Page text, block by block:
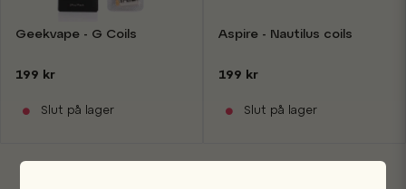
Geekvape - G Coils
199 kr
Slut på lager
Aspire - Nautilus coils
199 kr
Slut på lager